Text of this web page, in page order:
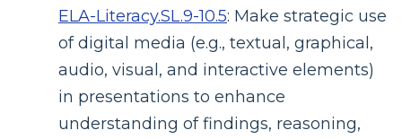
ELA-Literacy.SL.9-10.5: Make strategic use
of digital media (e.g., textual, graphical,
audio, visual, and interactive elements)
in presentations to enhance
understanding of findings, reasoning,